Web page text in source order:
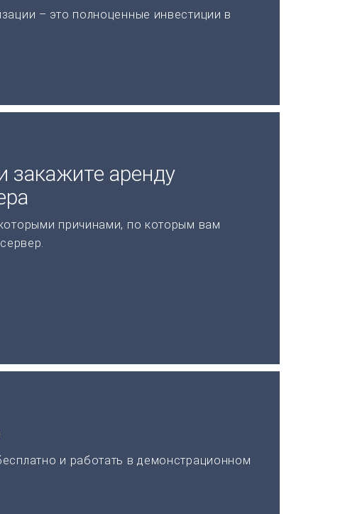
– это полноценные инвестиции в
закажите аренду
причинами, по которым вам
и работать в демонстрационном